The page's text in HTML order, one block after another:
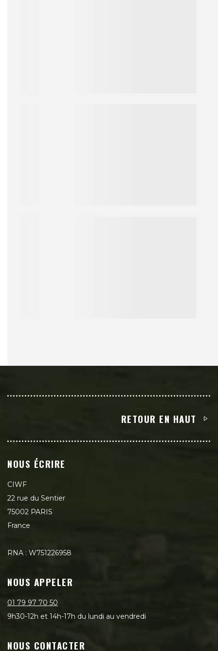
RETOUR EN HAUT
NOUS ÉCRIRE
CIWF
22 rue du Sentier
75002 PARIS
France
RNA : W751226958
NOUS APPELER
01 79 97 70 50
9h30-12h et 14h-17h du lundi au vendredi
NOUS CONTACTER